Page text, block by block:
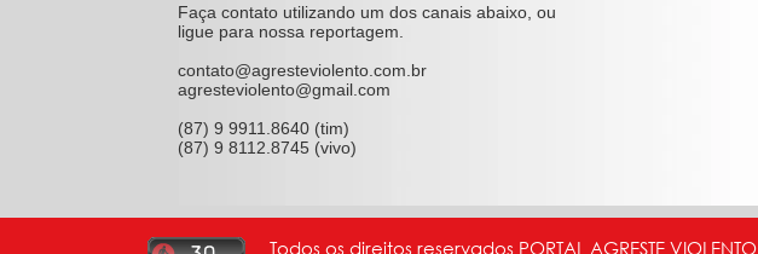
Faça contato utilizando um dos canais abaixo, ou
ligue para nossa reportagem.
contato@agresteviolento.com.br
agresteviolento@gmail.com
(87) 9 9911.8640 (tim)
(87) 9 8112.8745 (vivo)
Todos os direitos reservados PORTAL AGRESTE VIOLENTO